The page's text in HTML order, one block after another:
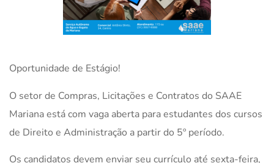
Oportunidade de Estágio!
O setor de Compras, Licitações e Contratos do SAAE
Mariana está com vaga aberta para estudantes dos cursos
de Direito e Administração a partir do 5º período.
Os candidatos devem enviar seu currículo até sexta-feira,